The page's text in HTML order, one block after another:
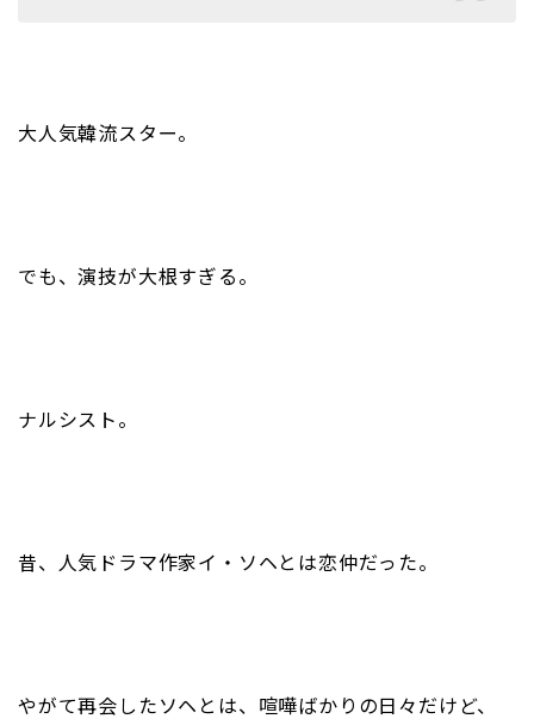
大人気韓流スター。
でも、演技が大根すぎる。
ナルシスト。
昔、人気ドラマ作家イ・ソヘとは恋仲だった。
やがて再会したソヘとは、喧嘩ばかりの日々だけど、